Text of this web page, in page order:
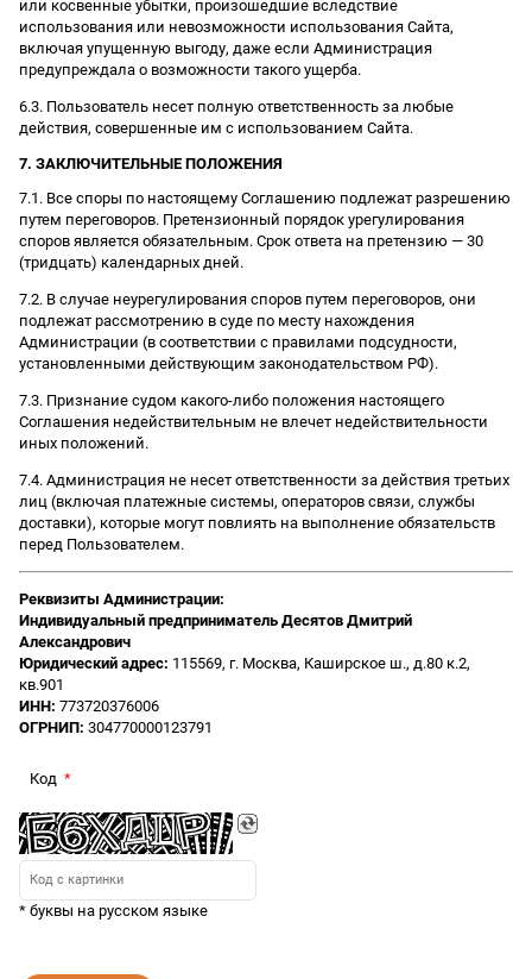
или косвенные убытки, произошедшие вследствие
использования или невозможности использования Сайта,
включая упущенную выгоду, даже если Администрация
предупреждала о возможности такого ущерба.
6.3. Пользователь несет полную ответственность за любые
действия, совершенные им с использованием Сайта.
7. ЗАКЛЮЧИТЕЛЬНЫЕ ПОЛОЖЕНИЯ
7.1. Все споры по настоящему Соглашению подлежат разрешению
путем переговоров. Претензионный порядок урегулирования
споров является обязательным. Срок ответа на претензию — 30
(тридцать) календарных дней.
7.2. В случае неурегулирования споров путем переговоров, они
подлежат рассмотрению в суде по месту нахождения
Администрации (в соответствии с правилами подсудности,
установленными действующим законодательством РФ).
7.3. Признание судом какого-либо положения настоящего
Соглашения недействительным не влечет недействительности
иных положений.
7.4. Администрация не несет ответственности за действия третьих
лиц (включая платежные системы, операторов связи, службы
доставки), которые могут повлиять на выполнение обязательств
перед Пользователем.
Реквизиты Администрации:
Индивидуальный предприниматель Десятов Дмитрий
Александрович
Юридический адрес: 115569, г. Москва, Каширское ш., д.80 к.2,
кв.901
ИНН: 773720376006
ОГРНИП: 304770000123791
Код
* буквы на русском языке